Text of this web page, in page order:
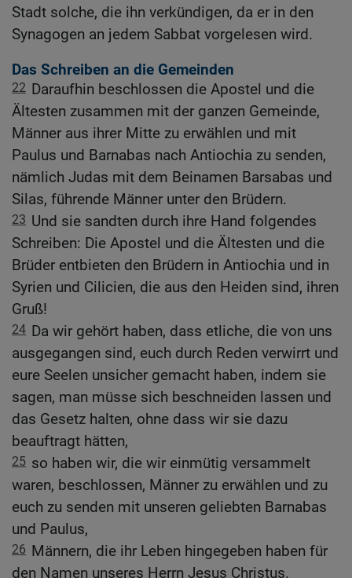
Stadt solche, die ihn verkündigen, da er in den
Synagogen an jedem Sabbat vorgelesen wird.
Das Schreiben an die Gemeinden
22 Daraufhin beschlossen die Apostel und die
Ältesten zusammen mit der ganzen Gemeinde,
Männer aus ihrer Mitte zu erwählen und mit
Paulus und Barnabas nach Antiochia zu senden,
nämlich Judas mit dem Beinamen Barsabas und
Silas, führende Männer unter den Brüdern.
23 Und sie sandten durch ihre Hand folgendes
Schreiben: Die Apostel und die Ältesten und die
Brüder entbieten den Brüdern in Antiochia und in
Syrien und Cilicien, die aus den Heiden sind, ihren
Gruß!
24 Da wir gehört haben, dass etliche, die von uns
ausgegangen sind, euch durch Reden verwirrt und
eure Seelen unsicher gemacht haben, indem sie
sagen, man müsse sich beschneiden lassen und
das Gesetz halten, ohne dass wir sie dazu
beauftragt hätten,
25 so haben wir, die wir einmütig versammelt
waren, beschlossen, Männer zu erwählen und zu
euch zu senden mit unseren geliebten Barnabas
und Paulus,
26 Männern, die ihr Leben hingegeben haben für
den Namen unseres Herrn Jesus Christus.